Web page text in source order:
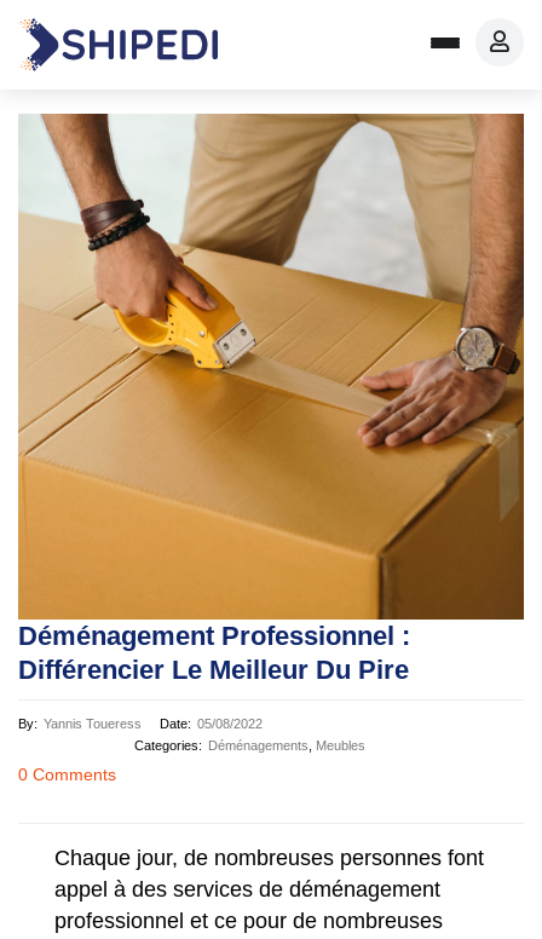
Déménagement Professionnel :
Différencier Le Meilleur Du Pire
By: Yannis Toueress Date: 05/08/2022
Categories: Déménagements Meubles
0 Comments
Chaque jour, de nombreuses personnes font
appel à des services de déménagement
professionnel et ce pour de nombreuses